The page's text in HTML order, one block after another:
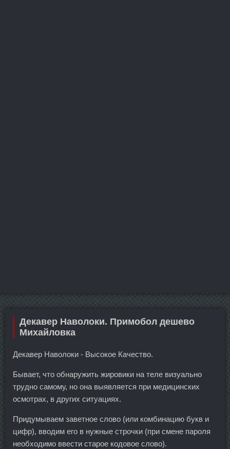
Декавер Наволоки. Примобол дешево
Михайловка
Декавер Наволоки - Высокое Качество.
Бывает, что обнаружить жировики на теле визуально
трудно самому, но она выявляется при медицинских
осмотрах, в других ситуациях.
Придумываем заветное слово (или комбинацию букв и
цифр), вводим его в нужные строчки (при смене пароля
необходимо ввести старое кодовое слово).